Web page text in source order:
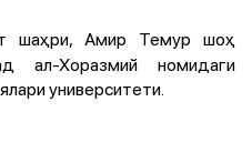
шаҳри, Амир Темур шоҳ
ал-Хоразмий номидаги
университети.